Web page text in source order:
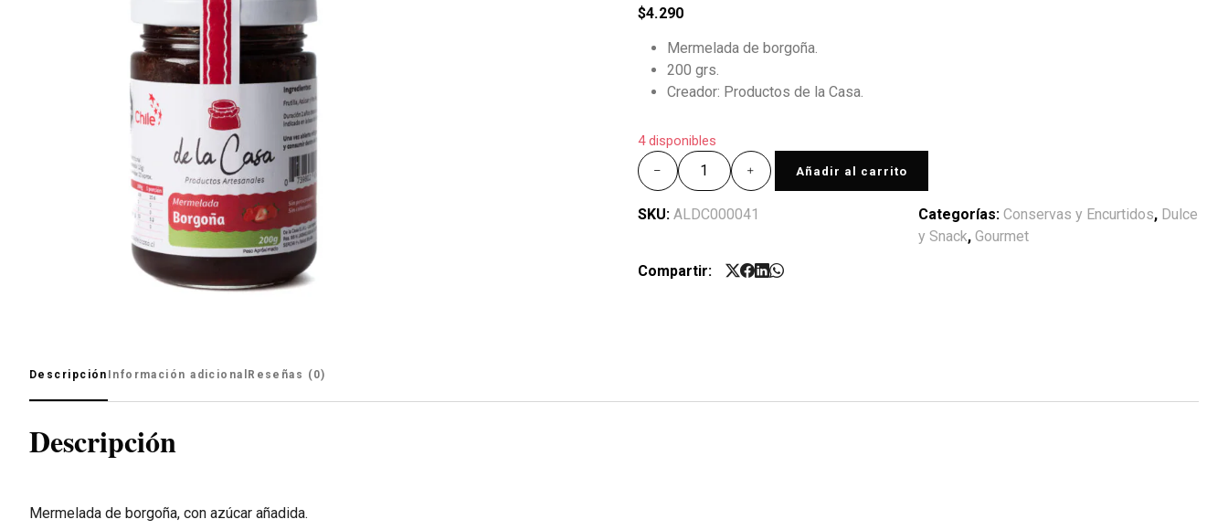
$4.290
Mermelada de borgoña.
200 grs.
Creador: Productos de la Casa.
4 disponibles
Añadir al carrito
SKU: ALDC000041 Categorías: Conservas y Encurtidos, Dulce
y Snack, Gourmet
Compartir:
Descripción Información adicional Reseñas (0)
Descripción
Mermelada de borgoña, con azúcar añadida.